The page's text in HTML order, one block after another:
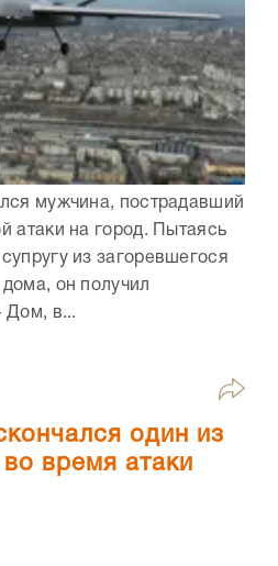
мужчина, пострадавший
атаки на город. Пытаясь
из загоревшегося
он получил
Дом, в...
один из
время атаки